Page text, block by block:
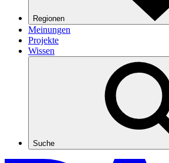
Regionen
Meinungen
Projekte
Wissen
Suche